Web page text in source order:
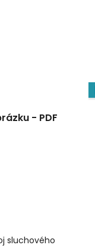
- PDF
sluchového